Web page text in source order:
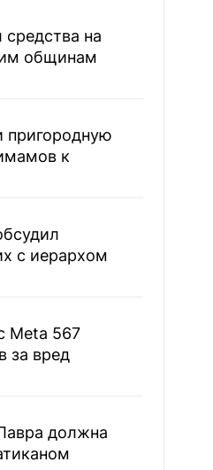
на
общинам
пригородную
к
с иерархом
Meta 567
за вред
должна